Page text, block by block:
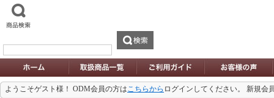
ようこそゲスト様！ ODM会員の方はこちらから ログインしてください。 新規会